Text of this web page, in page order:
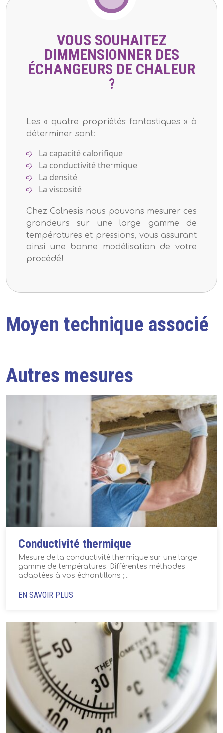
VOUS SOUHAITEZ
DIMMENSIONNER DES
ÉCHANGEURS DE CHALEUR
?
Les « quatre propriétés fantastiques » à
déterminer sont:
La capacité calorifique
La conductivité thermique
La densité
La viscosité
Chez Calnesis nous pouvons mesurer ces
grandeurs sur une large gamme de
températures et pressions, vous assurant
ainsi une bonne modélisation de votre
procédé!
Moyen technique associé
Autres mesures
Conductivité thermique
Mesure de la conductivité thermique sur une large
gamme de températures. Différentes méthodes
adaptées à vos échantillons ;...
EN SAVOIR PLUS